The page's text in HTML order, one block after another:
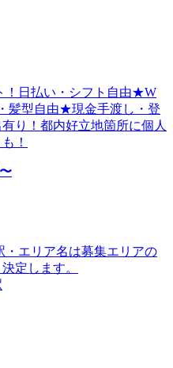
！日払い・シフト自由★W
髪型自由★現金手渡し・登
り！都内好立地箇所に個人
！
エリア名は募集エリアの
定します。